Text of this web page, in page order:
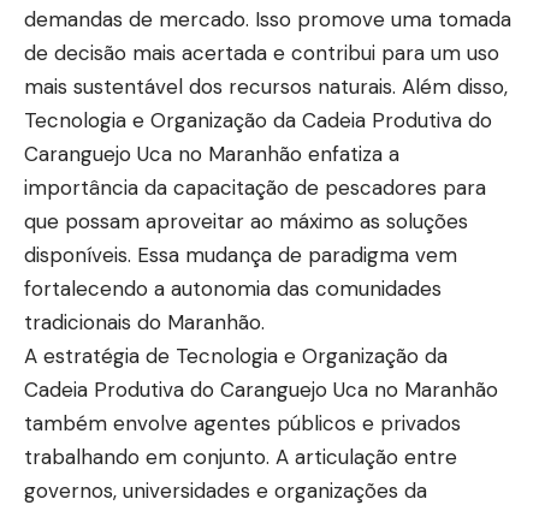
demandas de mercado. Isso promove uma tomada
de decisão mais acertada e contribui para um uso
mais sustentável dos recursos naturais. Além disso,
Tecnologia e Organização da Cadeia Produtiva do
Caranguejo Uca no Maranhão enfatiza a
importância da capacitação de pescadores para
que possam aproveitar ao máximo as soluções
disponíveis. Essa mudança de paradigma vem
fortalecendo a autonomia das comunidades
tradicionais do Maranhão.
A estratégia de Tecnologia e Organização da
Cadeia Produtiva do Caranguejo Uca no Maranhão
também envolve agentes públicos e privados
trabalhando em conjunto. A articulação entre
governos, universidades e organizações da